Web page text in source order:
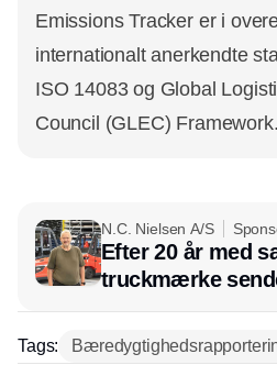
Emissions Tracker er i
internationalt anerkendte
ISO 14083 og Global
Council (GLEC) Framework.
N.C. Nielsen A/S
Efter 20 år med
truckmærke
lagerchef
hos INOX
Tags: